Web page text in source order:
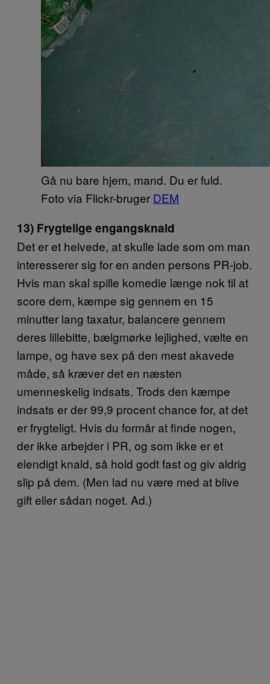
Gå nu bare hjem, mand. Du er fuld.
Foto via Flickr-bruger DEM
13) Frygtelige engangsknald
Det er et helvede, at skulle lade som om man
interesserer sig for en anden persons PR-job.
Hvis man skal spille komedie længe nok til at
score dem, kæmpe sig gennem en 15
minutter lang taxatur, balancere gennem
deres lillebitte, bælgmørke lejlighed, vælte en
lampe, og have sex på den mest akavede
måde, så kræver det en næsten
umenneskelig indsats. Trods den kæmpe
indsats er der 99,9 procent chance for, at det
er frygteligt. Hvis du formår at finde nogen,
der ikke arbejder i PR, og som ikke er et
elendigt knald, så hold godt fast og giv aldrig
slip på dem. (Men lad nu være med at blive
gift eller sådan noget. Ad.)